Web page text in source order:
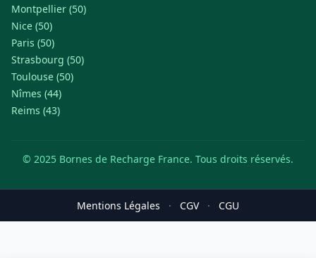
Montpellier (50)
Nice (50)
Paris (50)
Strasbourg (50)
Toulouse (50)
Nîmes (44)
Reims (43)
© 2025 Bornes de Recharge France. Tous droits réservés.
Mentions Légales · CGV · CGU